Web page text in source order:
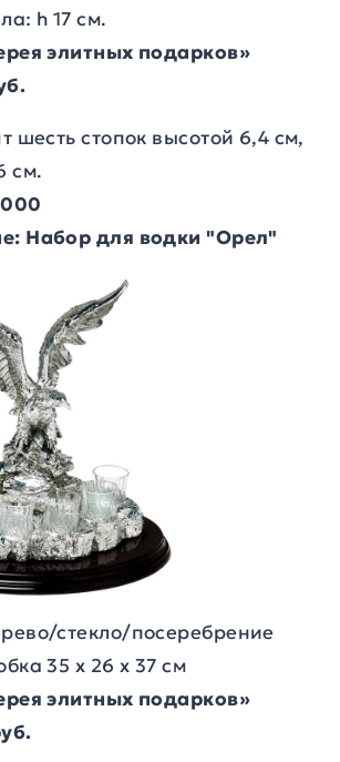
h 17 см.
элитных подарков»
шесть стопок высотой 6,4 см,
см.
Набор для водки "Орел"
стекло/посеребрение
35 х 26 х 37 см
элитных подарков»